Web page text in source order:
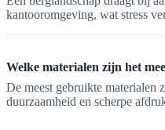
kantooromgeving, wat stress
Welke materialen zijn het
De meest gebruikte
duurzaamheid en scherpe